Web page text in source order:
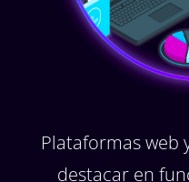
Plataformas web
destacar en